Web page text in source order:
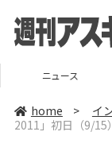
ニュース
home > イ
2011」初日（9/15